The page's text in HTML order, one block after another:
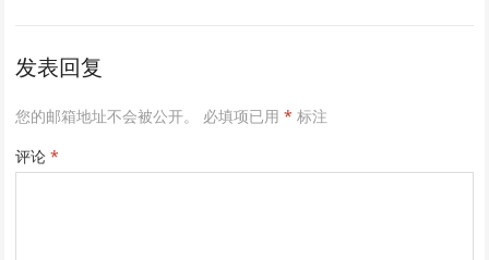
发表回复
您的邮箱地址不会被公开。 必填项已用* 标注
评论*